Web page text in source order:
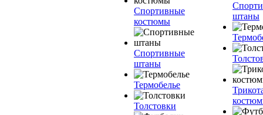
Спортивные
костюмы
Спортивные
штаны
Термобелье
Толстовки
штаны